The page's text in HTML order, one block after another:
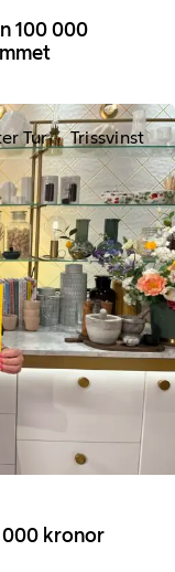
100 000
Tur Trissvinst
000 kronor